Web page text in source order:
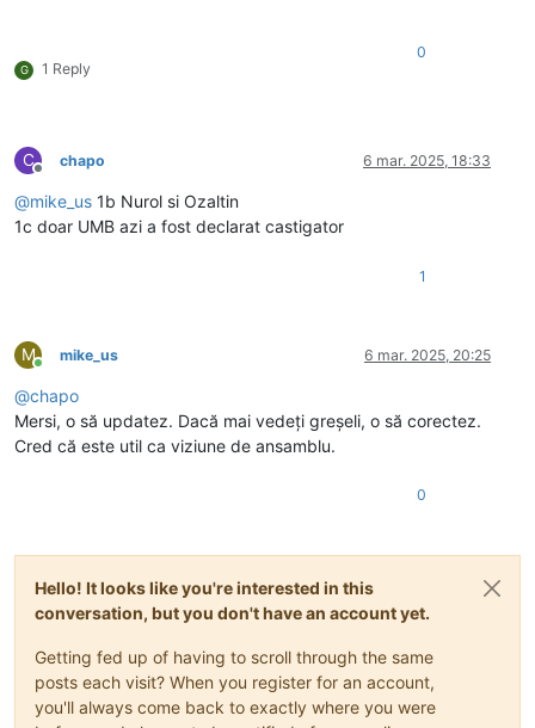
G 1 Reply
0
C
Deconectat
chapo 6 mar. 2025, 18:33
@mike_us 1b Nurol si Ozaltin
1c doar UMB azi a fost declarat castigator
1
M
Conectat
mike_us 6 mar. 2025, 20:25
@chapo
Mersi, o să updatez. Dacă mai vedeți greșeli, o să corectez.
Cred că este util ca viziune de ansamblu.
0
Hello! It looks like you're interested in this
conversation, but you don't have an account yet.
Getting fed up of having to scroll through the same
posts each visit? When you register for an account,
you'll always come back to exactly where you were